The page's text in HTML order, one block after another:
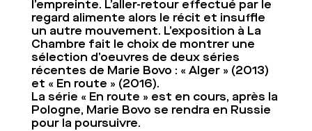
l’empreinte. L’aller-retour effectué par le
regard alimente alors le récit et insuffle
un autre mouvement. L’exposition à La
Chambre fait le choix de montrer une
sélection d’oeuvres de deux séries
récentes de Marie Bovo : « Alger » (2013)
et « En route » (2016).
La série « En route » est en cours, après la
Pologne, Marie Bovo se rendra en Russie
pour la poursuivre.